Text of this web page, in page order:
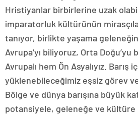
Hristiyanlar birbirlerine uzak
imparatorluk kültürünün
tanıyor, birlikte yaşama
Avrupa’yı biliyoruz, Orta Doğu’yu
Avrupalı hem Ön Asyalıyız. Barış
yüklenebileceğimiz eşsiz görev
Bölge ve dünya barışına büyük
potansiyele, geleneğe ve kültüre